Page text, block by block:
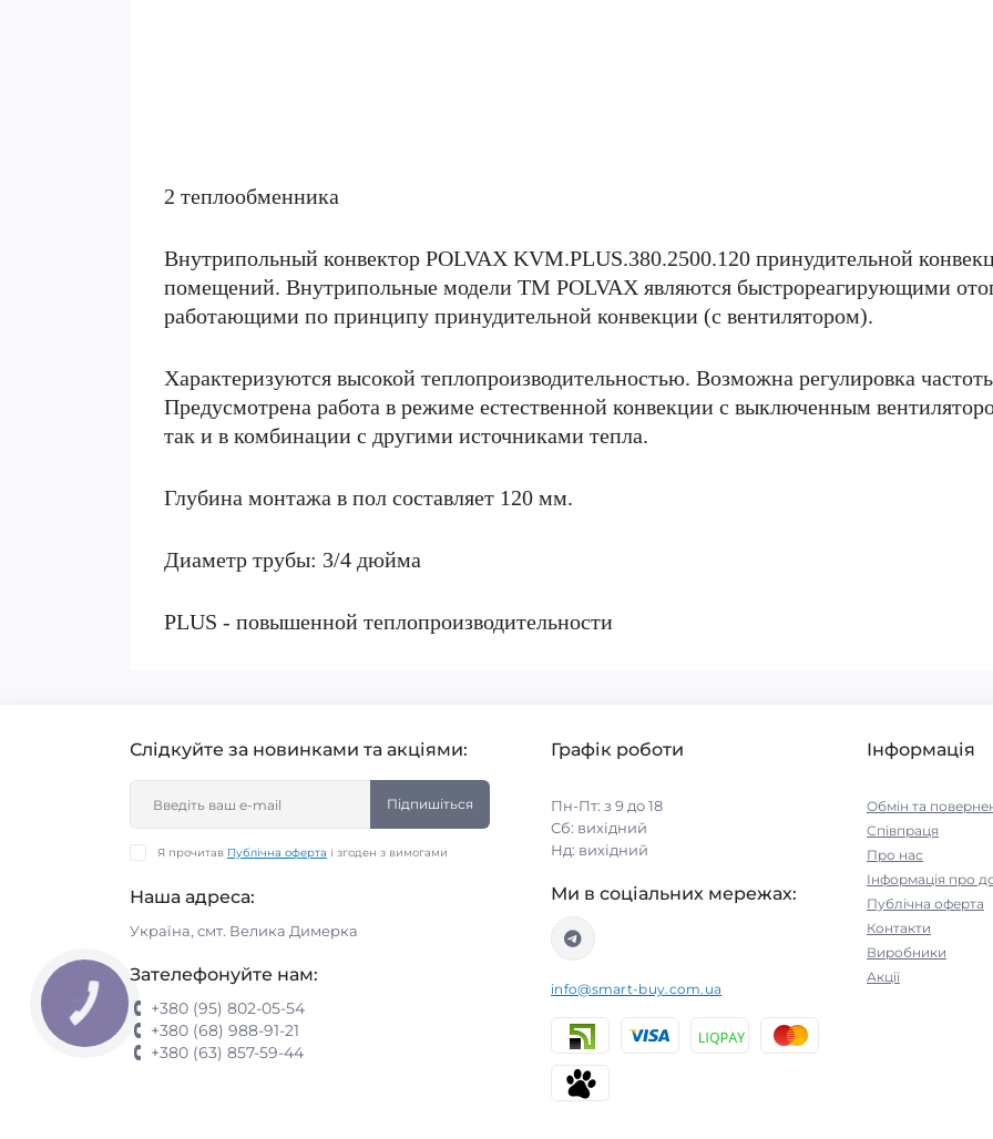
2 теплообменника
Внутрипольный конвектор POLVAX KVM.PLUS.380.2500.120 принудительной
помещений. Внутрипольные модели ТМ POLVAX являются быстрореагирующими
работающими по принципу принудительной конвекции (с вентилятором).
Характеризуются высокой теплопроизводительностью. Возможна регулировка
Предусмотрена работа в режиме естественной конвекции с выключенным
так и в комбинации с другими источниками тепла.
Глубина монтажа в пол составляет 120 мм.
Диаметр трубы: 3/4 дюйма
PLUS - повышенной теплопроизводительности
Слідкуйте за новинками та акціями:
Підпишіться
Я прочитав Публічна оферта і згоден з вимогами
Наша адреса:
Україна, смт. Велика Димерка
Зателефонуйте нам:
+380 (95) 802-05-54
+380 (68) 988-91-21
+380 (63) 857-59-44
Графік роботи
Пн-Пт: з 9 до 18
Сб: вихідний
Нд: вихідний
Ми в соціальних мережах:
info@smart-buy.com.ua
Інформація
Обмін та
Співпраця
Про нас
Інформація про
Публічна оферта
Контакти
Виробники
Акції
КНОПКА
ЗВ'ЯЗКУ